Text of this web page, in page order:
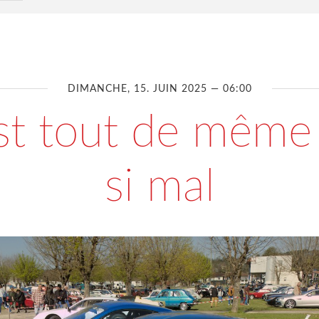
DIMANCHE, 15. JUIN 2025 — 06:00
tout de même
si mal